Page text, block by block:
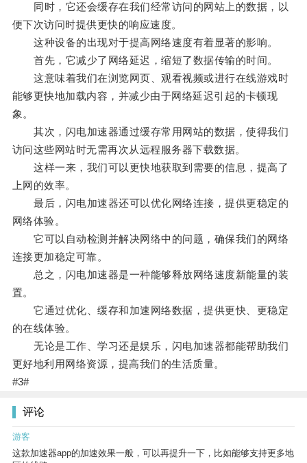
同时，它还会缓存在我们经常访问的网站上的数据，以
便下次访问时提供更快的响应速度。
这种设备的出现对于提高网络速度有着显著的影响。
首先，它减少了网络延迟，缩短了数据传输的时间。
这意味着我们在浏览网页、观看视频或进行在线游戏时
能够更快地加载内容，并减少由于网络延迟引起的卡顿现
象。
其次，闪电加速器通过缓存常用网站的数据，使得我们
访问这些网站时无需再次从远程服务器下载数据。
这样一来，我们可以更快地获取到需要的信息，提高了
上网的效率。
最后，闪电加速器还可以优化网络连接，提供更稳定的
网络体验。
它可以自动检测并解决网络中的问题，确保我们的网络
连接更加稳定可靠。
总之，闪电加速器是一种能够释放网络速度新能量的装
置。
它通过优化、缓存和加速网络数据，提供更快、更稳定
的在线体验。
无论是工作、学习还是娱乐，闪电加速器都能帮助我们
更好地利用网络资源，提高我们的生活质量。
#3#
评论
游客
这款加速器app的加速效果一般，可以再提升一下，比如能够支持更多地